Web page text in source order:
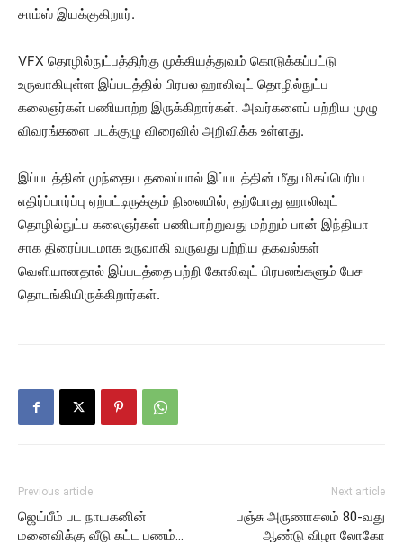
சாம்ஸ் இயக்குகிறார்.
VFX தொழில்நுட்பத்திற்கு முக்கியத்துவம் கொடுக்கப்பட்டு
உருவாகியுள்ள இப்படத்தில் பிரபல ஹாலிவுட் தொழில்நுட்ப
கலைஞர்கள் பணியாற்ற இருக்கிறார்கள். அவர்களைப் பற்றிய முழு
விவரங்களை படக்குழு விரைவில் அறிவிக்க உள்ளது.
இப்படத்தின் முந்தைய தலைப்பால் இப்படத்தின் மீது மிகப்பெரிய
எதிர்ப்பார்ப்பு ஏற்பட்டிருக்கும் நிலையில், தற்போது ஹாலிவுட்
தொழில்நுட்ப கலைஞர்கள் பணியாற்றுவது மற்றும் பான் இந்தியா
சாக திரைப்படமாக உருவாகி வருவது பற்றிய தகவல்கள்
வெளியானதால் இப்படத்தை பற்றி கோலிவுட் பிரபலங்களும் பேச
தொடங்கியிருக்கிறார்கள்.
Previous article
ஜெய்பீம் பட நாயகனின்
மனைவிக்கு வீடு கட்ட பணம்…
Next article
பஞ்சு அருணாசலம் 80-வது
ஆண்டு விழா லோகோ